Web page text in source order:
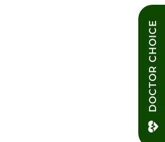
DOCTOR CHOICE